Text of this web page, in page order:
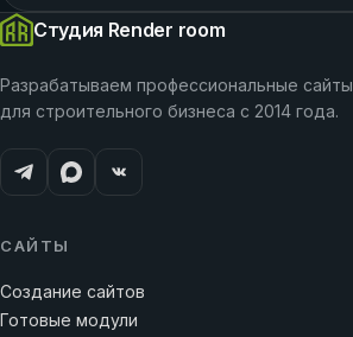
Студия Render room
Разрабатываем профессиональные сайты
для строительного бизнеса с 2014 года.
САЙТЫ
Создание сайтов
Готовые модули